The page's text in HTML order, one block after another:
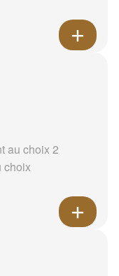
au choix 2
choix